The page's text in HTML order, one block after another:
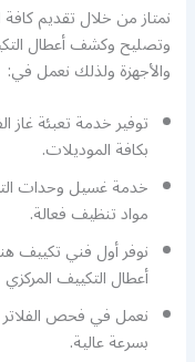
نمتاز من خلال تقديم كافة
وتصليح وكشف أعطال
والأجهزة ولذلك نعمل في:
توفير خدمة تعبئة غاز
بكافة الموديلات.
خدمة غسيل وحدات
مواد تنظيف فعالة.
نوفر أول فني تكييف
أعطال التكييف المركزي
نعمل في فحص الفلاتر
بسرعة عالية.